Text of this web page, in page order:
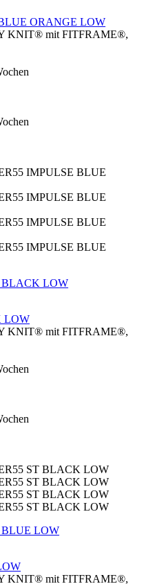
ORANGE LOW
KNIT® mit FITFRAME®,
LOW
KNIT® mit FITFRAME®,
KNIT® mit FITFRAME®,